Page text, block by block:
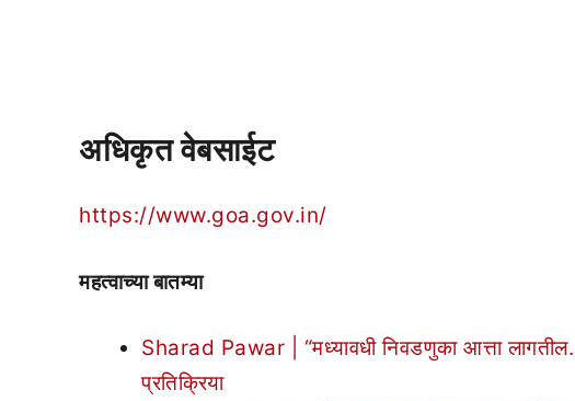
अधिकृत वेबसाईट
https://www.goa.gov.in/
महत्वाच्या बातम्या
Sharad Pawar | “मध्यावधी निवडणुका आत्ता
प्रतिक्रिया